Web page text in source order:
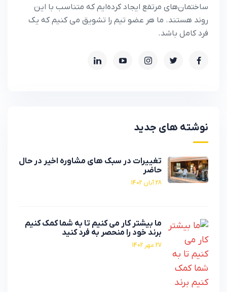
ساختمان‌های مرتفع ایجاد کرده‌ایم که متناسب با این
روند هستند. ما هر عضو تیم را تشویق می کنیم که یک
فرد کامل باشد.
نوشته های جدید
تغییرات در سبک های مشاوره اخیر در حال
حاضر
28 آبان 1402
ما بیشتر کار می کنیم تا به شما کمک کنیم
برند خود را منحصر به فرد کنید
27 مهر 1402